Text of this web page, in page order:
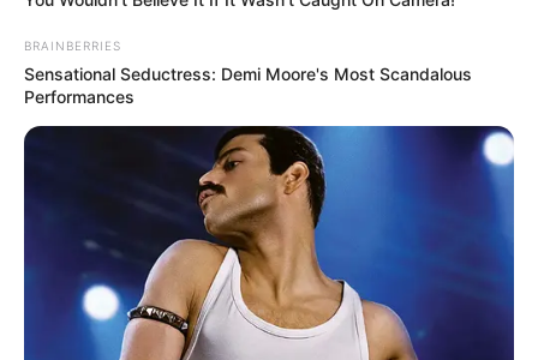
BRAINBERRIES
Sensational Seductress: Demi Moore's Most Scandalous
Performances